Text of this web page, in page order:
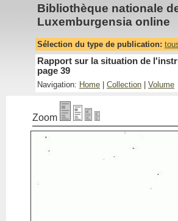
Bibliothèque nationale
Luxemburgensia online
Sélection du type de publication:
Rapport sur la situation de
page 39
Navigation: Home Collection Volume
Zoom